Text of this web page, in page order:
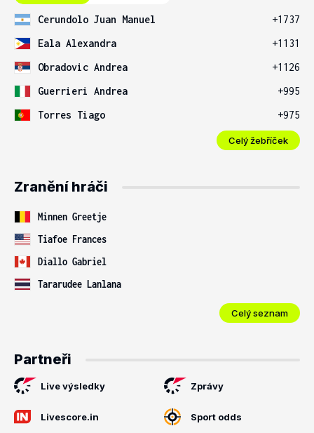
Cerundolo Juan Manuel
+1737
Eala Alexandra
+1131
Obradovic Andrea
+1126
Guerrieri Andrea
+995
Torres Tiago
+975
Celý žebříček
Zranění hráči
Minnen Greetje
Tiafoe Frances
Diallo Gabriel
Tararudee Lanlana
Celý seznam
Partneři
Live výsledky Zprávy
Livescore.in Sport odds